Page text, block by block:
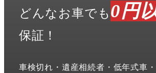
どんなお車でも 0円
保証！
車検切れ・遺産相続者・低年式車